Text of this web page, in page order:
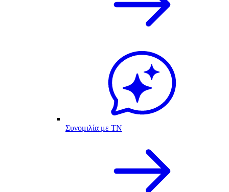
Συνομιλία με ΤΝ